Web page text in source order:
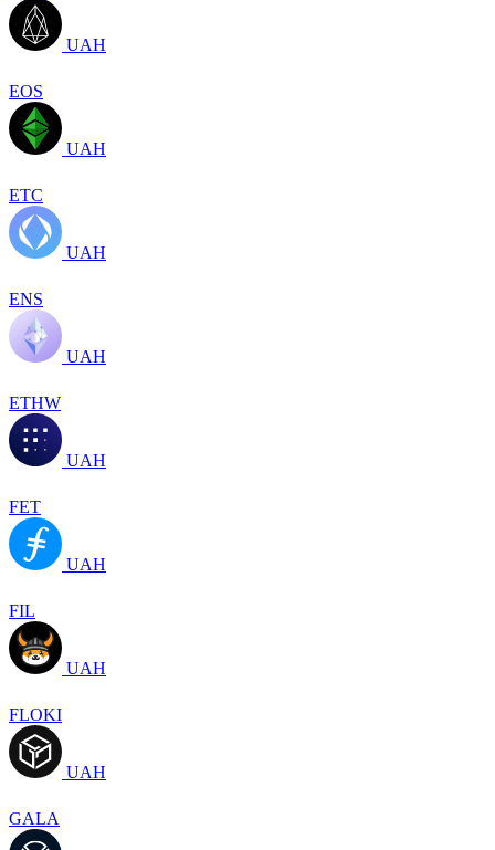
UAH
EOS
UAH
ETC
UAH
ENS
UAH
ETHW
UAH
FET
UAH
FIL
UAH
FLOKI
UAH
GALA